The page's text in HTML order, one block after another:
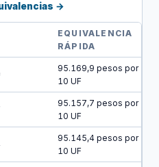
→
EQUIVALENCIA
RÁPIDA
95.169,9 pesos por
10 UF
95.157,7 pesos por
10 UF
95.145,4 pesos por
10 UF